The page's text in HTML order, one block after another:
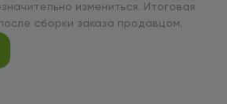
измениться. Итоговая
сборки заказа продавцом.